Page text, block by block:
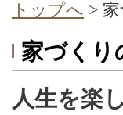
トップへ >
家づく
人生を楽